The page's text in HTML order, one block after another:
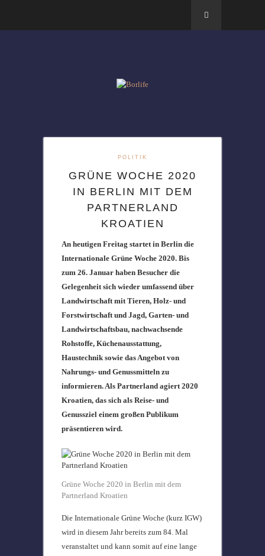
POLITIK
GRÜNE WOCHE 2020
IN BERLIN MIT DEM
PARTNERLAND
KROATIEN
An heutigen Freitag startet in Berlin die
Internationale Grüne Woche 2020. Bis
zum 26. Januar haben Besucher die
Gelegenheit sich wieder umfassend über
Landwirtschaft mit Tieren, Holz- und
Forstwirtschaft und Jagd, Garten- und
Landwirtschaftsbau, nachwachsende
Rohstoffe, Küchenausstattung,
Haustechnik sowie das Angebot von
Nahrungs- und Genussmitteln zu
informieren. Als Partnerland agiert 2020
Kroatien, das sich als Reise- und
Genussziel einem großen Publikum
präsentieren wird.
Grüne Woche 2020 in Berlin mit dem
Partnerland Kroatien
Die Internationale Grüne Woche (kurz IGW)
wird in diesem Jahr bereits zum 84. Mal
veranstaltet und kann somit auf eine lange